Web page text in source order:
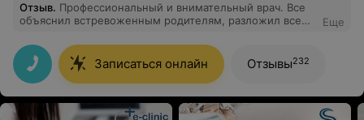
Отзыв. Профессиональный и внимательный врач. Все
объяснил встревоженным родителям, разложил все
впечатления. Также отмечу внимательное и вежливое
отношение медсестер. Быстро решали все проблемы
в связи с переносом приёма на др день. Спасибо.
Еще
Записаться онлайн Отзывы232